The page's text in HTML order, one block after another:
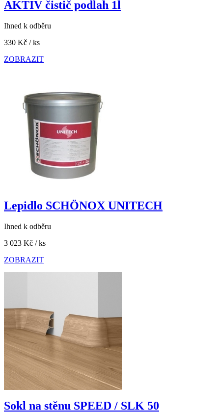
AKTIV čistič podlah 1l
Ihned k odběru
330 Kč / ks
ZOBRAZIT
Lepidlo SCHÖNOX UNITECH
Ihned k odběru
3 023 Kč / ks
ZOBRAZIT
Sokl na stěnu SPEED / SLK 50